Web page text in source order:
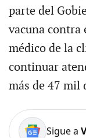
parte del
vacuna contra
médico de la
continuar
más de 47 mil
Sigue a